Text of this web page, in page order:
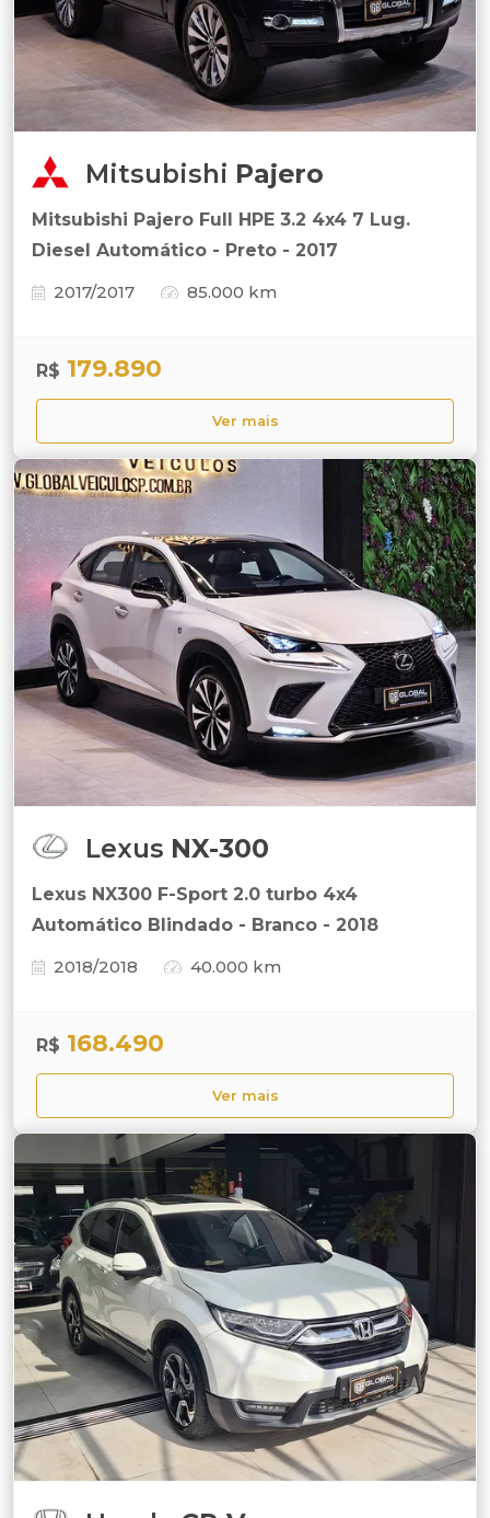
Mitsubishi Pajero
Mitsubishi Pajero Full HPE 3.2 4x4 7 Lug.
Diesel Automático - Preto - 2017
2017/2017
85.000 km
R$ 179.890
Ver mais
Lexus NX-300
Lexus NX300 F-Sport 2.0 turbo 4x4
Automático Blindado - Branco - 2018
2018/2018
40.000 km
R$ 168.490
Ver mais